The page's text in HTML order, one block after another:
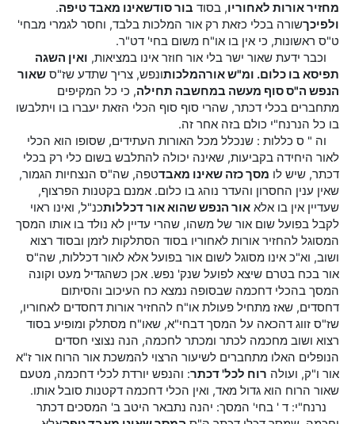
מחזיר אורות לאחוריו, בסוד בור סודשאינו מאבד טיפה.
ולפיכךשורה בכלי כזאת רק אור המלכות בלבד, וחסר לגמרי מבחי'
ט"ס ראשונות, כי אין בו או"ח משום בחי' דט"ר.
וכבר ידעת שאור ישר בלי אור חוזר אינו במציאות, ואין השגה
תפיסא בו כלום. ומ"ש אורהמלכותונפש, צריך שתדע שז"ס שאור
הנפש ה"ס סוף מעשה במחשבה תחילה, כי כל המקיפים
מתחברים בכלי דכתר, שהרי סוף סוף הכלי הזאת יעברו בו ויתלבשו
בו כל הנרנח"י כולם בזה אחר זה.
וה " ס כללות : שנכלל מכל האורות העתידים, שסופו הוא הכלי
לאור היחידה בקביעות, שאינה יכולה להתלבש בשום כלי רק בכלי
דכתר, שיש לו מסך כזה שאינו מאבדטפה, שה"ס הנצחיות הגמור,
שאין ענין החסרון והעדר נוהג בו כלום. אמנם בקטנות הפרצוף,
שעדיין אין בו אלא אור הנפש שהוא אור דכללותכנ"ל, ואינו ראוי
לקבל בפועל שום אור של משהו, שהרי עדיין לא נולד בו אותו המסך
המסוגל להחזיר אורות לאחוריו בסוד הסתלקות לזמן ובסוד רצוא
ושוב, וא"כ אינו מסוגל לשום אור בפועל אלא לאור דכללות, שה"ס
אור בכח בטרם שיצא לפועל שנק' נפש. אכן כשהגדיל מעט וקונה
המסך בהכלי דחכמה שבסופה נמצא כח העיכוב והסיתום
דחסדים, שאז מתחיל פעולת או"ח להחזיר אורות דחסדים לאחוריו,
שז"ס זווג דהכאה על המסך דבחי"א, שאו"ח מסתלק ומופיע בסוד
רצוא ושוב מחכמה לכתר ומכתר לחכמה, הנה נצוצי חסדים
הנופלים האלו מתחברים לשיעור הרצוי להמשכת אור הרוח אור ז"א
אור ו"ק, ועולה רוח לכל' דכתר: והנפש יורדת לכלי דחכמה, מטעם
שאור הרוח הוא גדול מאד, ואין הכלי דחכמה דקטנות סובל אותו.
נרנח"י: ד ' בחי' המסך: יהנה נתבאר היטב ב' המסכים דכתר